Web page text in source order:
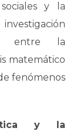
y la
entre la
matemático
fenómenos
y la